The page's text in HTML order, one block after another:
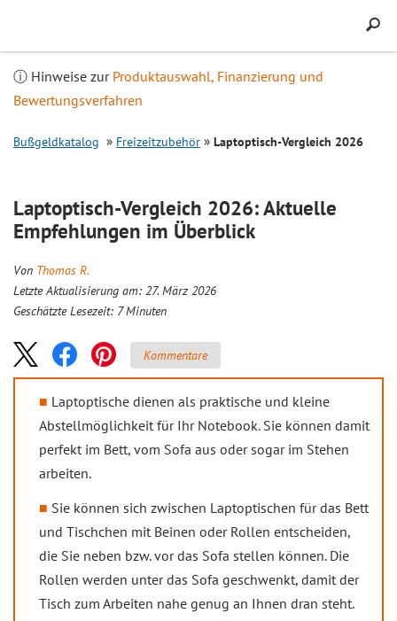
ⓘ Hinweise zur Produktauswahl, Finanzierung und
Bewertungsverfahren
Bußgeldkatalog Freizeitzubehör Laptoptisch-Vergleich 2026
Laptoptisch-Vergleich 2026: Aktuelle
Empfehlungen im Überblick
Von Thomas R.
Letzte Aktualisierung am: 27. März 2026
Geschätzte Lesezeit: 7 Minuten
Kommentare
Laptoptische dienen als praktische und kleine
Abstellmöglichkeit für Ihr Notebook. Sie können damit
perfekt im Bett, vom Sofa aus oder sogar im Stehen
arbeiten.
Sie können sich zwischen Laptoptischen für das Bett
und Tischchen mit Beinen oder Rollen entscheiden,
die Sie neben bzw. vor das Sofa stellen können. Die
Rollen werden unter das Sofa geschwenkt, damit der
Tisch zum Arbeiten nahe genug an Ihnen dran steht.